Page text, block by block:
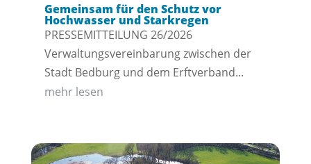
Gemeinsam für den Schutz vor
Hochwasser und Starkregen
PRESSEMITTEILUNG 26/2026
Verwaltungsvereinbarung zwischen der
Stadt Bedburg und dem Erftverband...
mehr lesen